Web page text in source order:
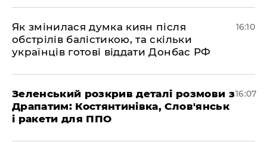
Як змінилася думка киян після
обстрілів балістикою, та скільки
українців готові віддати Донбас РФ
16:10
Зеленський розкрив деталі розмови з
Драпатим: Костянтинівка, Слов'янськ
і ракети для ППО
16:07